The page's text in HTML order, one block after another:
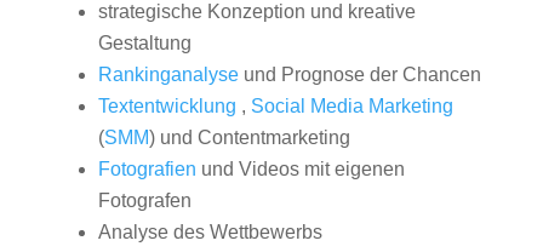
strategische Konzeption und kreative
Gestaltung
Rankinganalyseund Prognose der Chancen
Textentwicklung , Social Media Marketing
(SMM) und Contentmarketing
Fotografien und Videos mit eigenen
Fotografen
Analyse des Wettbewerbs